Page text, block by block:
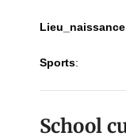
Lieu_naissance
Sports:
School